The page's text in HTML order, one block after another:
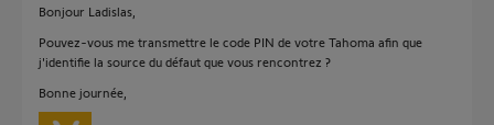
Bonjour Ladislas,
Pouvez-vous me transmettre le code PIN de votre Tahoma afin que
j'identifie la source du défaut que vous rencontrez ?
Bonne journée,